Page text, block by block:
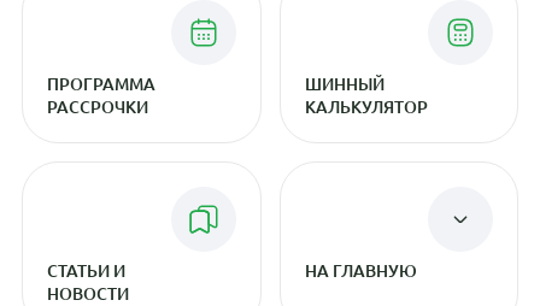
ПРОГРАММА
РАССРОЧКИ
ШИННЫЙ
КАЛЬКУЛЯТОР
СТАТЬИ И
НОВОСТИ
НА ГЛАВНУЮ